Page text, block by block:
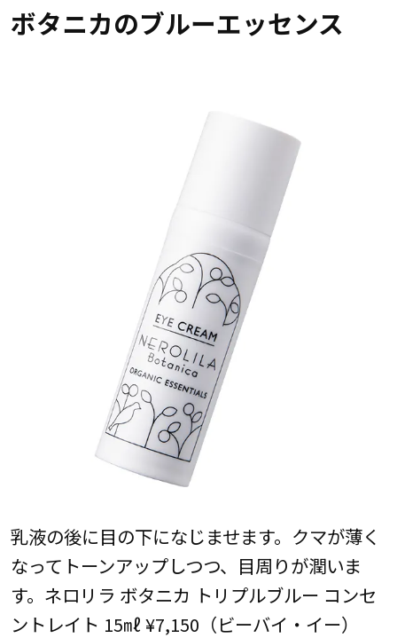
ボタニカのブルーエッセンス
乳液の後に目の下になじませます。クマが薄く
なってトーンアップしつつ、目周りが潤いま
す。ネロリラ ボタニカ トリプルブルー コンセ
ントレイト 15㎖ ¥7,150（ビーバイ・イー）